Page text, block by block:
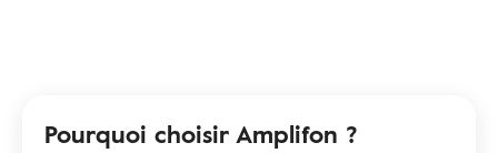
Pourquoi choisir Amplifon ?